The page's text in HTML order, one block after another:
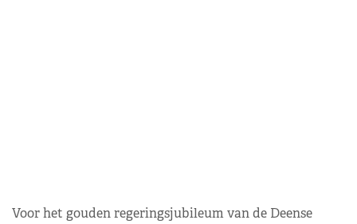
Voor het gouden regeringsjubileum van de Deense